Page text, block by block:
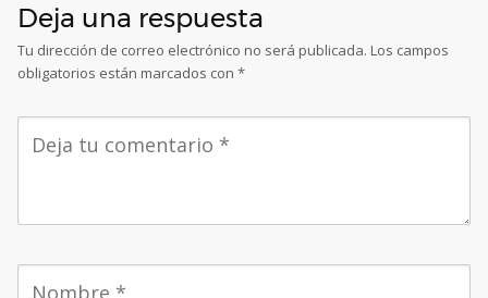
Deja una respuesta
Tu dirección de correo electrónico no será publicada. Los campos
obligatorios están marcados con *